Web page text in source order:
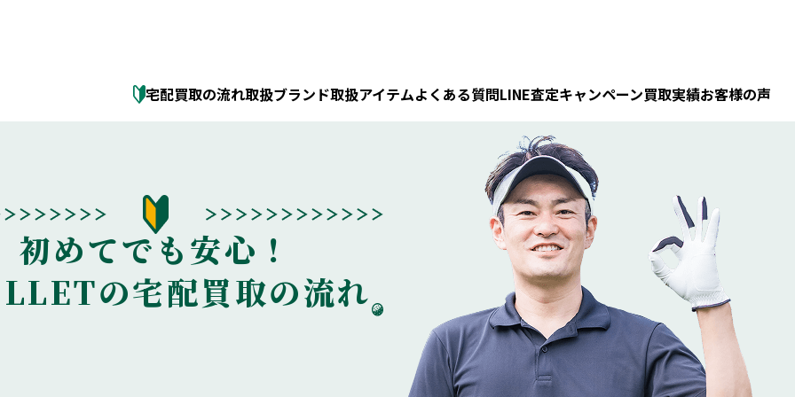
宅配買取の流れ取扱ブランド取扱アイテムよくある質問LINE査定キャンペーン買取実績お客様の声
初めてでも安心！
の宅配買取の流れ